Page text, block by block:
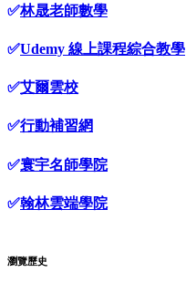
✅林晟老師數學
✅Udemy 線上課程綜合教學
✅艾爾雲校
✅行動補習網
✅寰宇名師學院
✅翰林雲端學院
瀏覽歷史